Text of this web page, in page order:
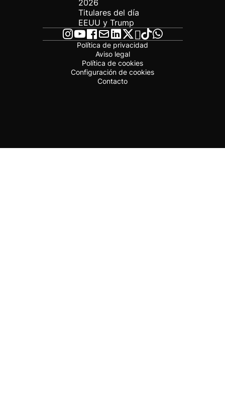
2026
Titulares del día
EEUU y Trump
Política de privacidad
Aviso legal
Política de cookies
Configuración de cookies
Contacto